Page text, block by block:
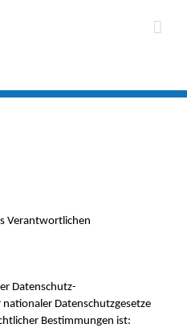
Datenschutz-
Datenschutzgesetze
Bestimmungen ist: